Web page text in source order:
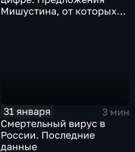
Мишустина, от которых
31 января
3 мин
Смертельный вирус в
России. Последние
данные